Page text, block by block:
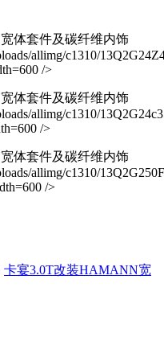
体套件及碳纤维内饰
allimg/c1310/
/>
体套件及碳纤维内饰
allimg/c1310/
/>
体套件及碳纤维内饰
allimg/c1310/
/>
卡宴3.0T改装HAMANN宽